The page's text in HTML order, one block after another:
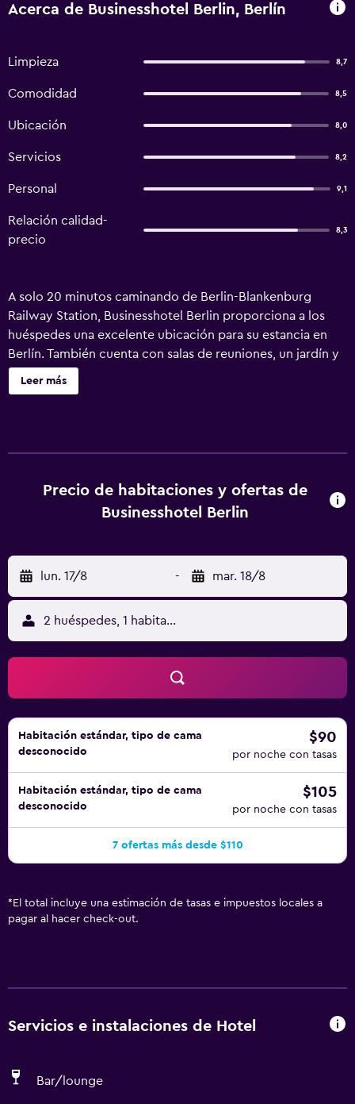
Acerca de Businesshotel Berlin, Berlín
Limpieza 8,7
Comodidad 8,5
Ubicación 8,0
Servicios 8,2
Personal 9,1
Relación calidad-
precio
8,3
A solo 20 minutos caminando de Berlin-Blankenburg
Railway Station, Businesshotel Berlin proporciona a los
huéspedes una excelente ubicación para su estancia en
Berlín. También cuenta con salas de reuniones, un jardín y
servicio de despertador. En el hotel hay 97 habitaciones, y
todas ellas ofrecen todo lo necesario para una estancia
tomar algo por la noche. El Aeropuerto de Tegel está a 25
minutos en coche y Pankow-Heinersdorf Railway Station
del hotel.
Leer más
Precio de habitaciones y ofertas de
Businesshotel Berlin
lun. 17/8 - mar. 18/8
2 huéspedes, 1 habitación
Habitación estándar, tipo de cama
desconocido
$90
por noche con tasas
Habitación estándar, tipo de cama
desconocido
$105
por noche con tasas
7 ofertas más desde $110
* El total incluye una estimación de tasas e impuestos locales a
pagar al hacer check-out.
Servicios e instalaciones de Hotel
Bar/lounge